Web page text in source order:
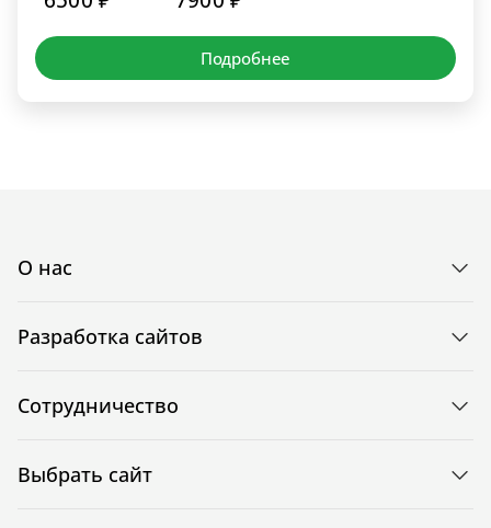
Подробнее
О нас
Разработка сайтов
Сотрудничество
Выбрать сайт